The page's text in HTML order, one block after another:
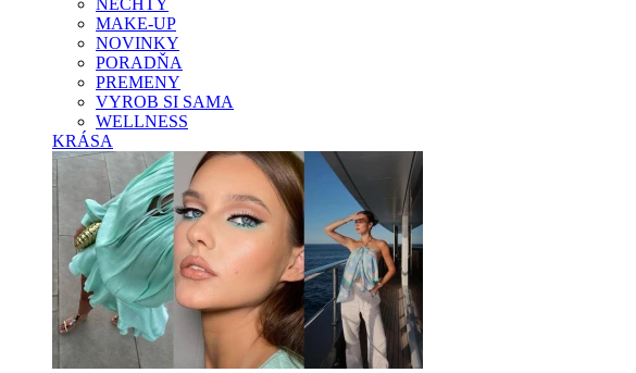
NECHTY
MAKE-UP
NOVINKY
PORADŇA
PREMENY
VYROB SI SAMA
WELLNESS
KRÁSA